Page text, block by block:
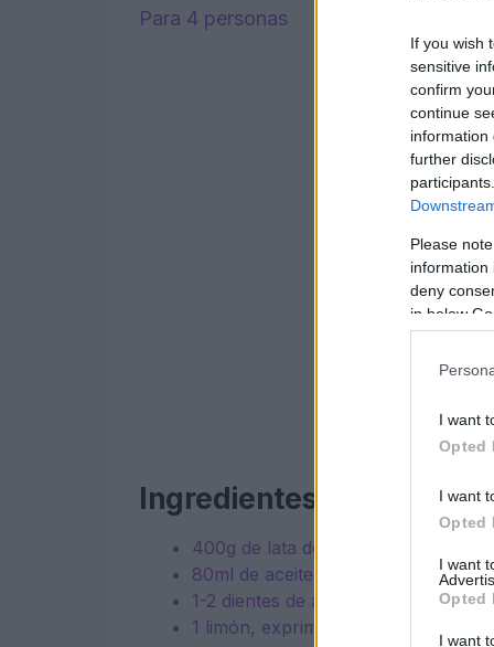
If you wish
sensitive
confirm
continue
information
further
Please
information
deny
in below
I want
Opted
I want
Opted
I want
Opted
I want
Para 4 personas
Ingredientes
400g de lata de garbanzos,
80ml de aceite de oliva virgen extra.
1-2 dientes de ajo gordos, pelados y
1 limón, exprimido y con media